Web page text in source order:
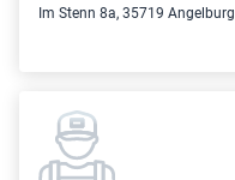
Im Stenn 8a, 35719 Angelburg